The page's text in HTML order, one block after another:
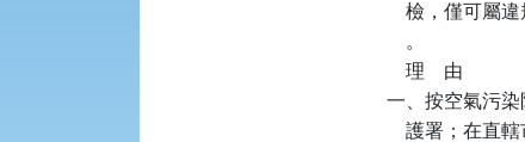
檢，僅可屬
    。
    理    由
一、按空氣污
護署；在直